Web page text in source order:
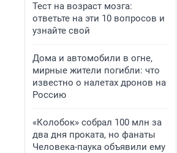
Тест на возраст мозга:
ответьте на эти 10 вопросов и
узнайте свой
Дома и автомобили в огне,
мирные жители погибли: что
известно о налетах дронов на
Россию
«Колобок» собрал 100 млн за
два дня проката, но фанаты
Человека-паука объявили ему